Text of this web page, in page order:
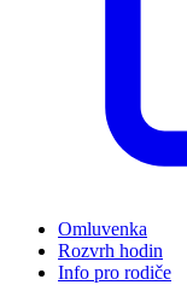
Omluvenka
Rozvrh hodin
Info pro rodiče